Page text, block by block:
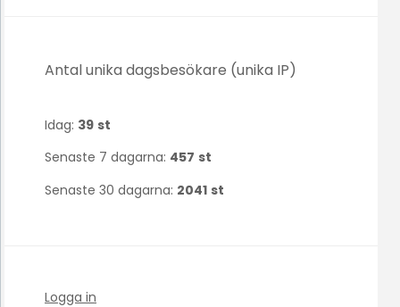
Antal unika dagsbesökare (unika IP)
Idag: 39 st
Senaste 7 dagarna: 457 st
Senaste 30 dagarna: 2041 st
Logga in